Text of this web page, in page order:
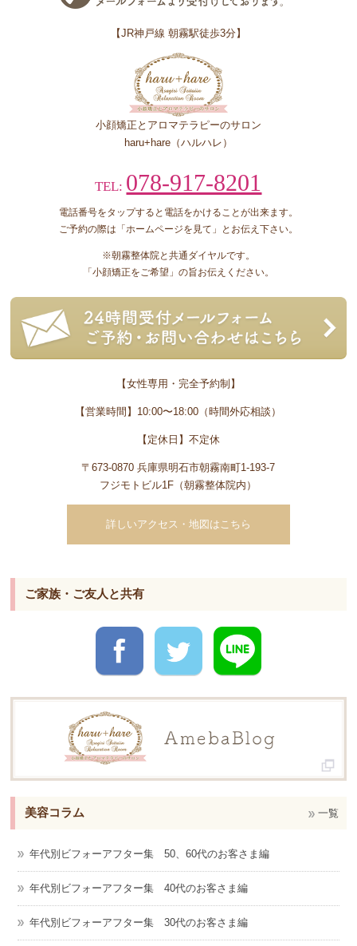
【JR神戸線 朝霧駅徒歩3分】
小顔矯正とアロマテラピーのサロン
haru+hare（ハルハレ）
TEL: 078-917-8201
電話番号をタップすると電話をかけることが出来ます。
ご予約の際は「ホームページを見て」とお伝え下さい。
※朝霧整体院と共通ダイヤルです。
「小顔矯正をご希望」の旨お伝えください。
【女性専用・完全予約制】
【営業時間】10:00〜18:00（時間外応相談）
【定休日】不定休
〒673-0870 兵庫県明石市朝霧南町1-193-7
フジモトビル1F（朝霧整体院内）
詳しいアクセス・地図はこちら
ご家族・ご友人と共有
美容コラム 一覧
年代別ビフォーアフター集 50、60代のお客さま編
年代別ビフォーアフター集 40代のお客さま編
年代別ビフォーアフター集 30代のお客さま編